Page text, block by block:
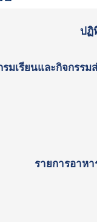
ปฏิ
มเรียนและกิจกรรม
รายการอาห